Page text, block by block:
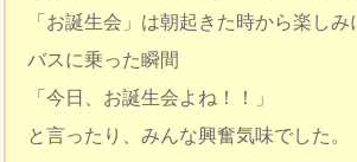
「お誕生会」は朝起きた時から楽し
バスに乗った瞬間
「今日、お誕生会よね！！」
と言ったり、みんな興奮気味でした。